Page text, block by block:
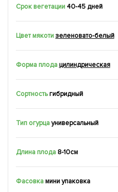
Срок вегетации 40-45 дней
Цвет мякотизеленовато-белый
Форма плодацилиндрическая
Сортностьгибридный
Тип огурцауниверсальный
Длина плода 8-10см
Фасовкамини упаковка